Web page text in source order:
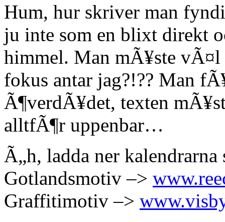
Hum, hur skriver man
ju inte som en blixt direkt
himmel. Man mÃ¥ste
fokus antar jag?!?? Man
Ã¶verdÃ¥det, texten
alltfÃ¶r uppenbar…
Ã„h, ladda ner
Gotlandsmotiv –>
Graffitimotiv –>